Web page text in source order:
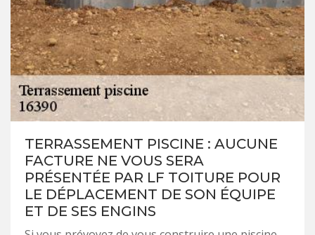
TERRASSEMENT PISCINE : AUCUNE
FACTURE NE VOUS SERA
PRÉSENTÉE PAR LF TOITURE POUR
LE DÉPLACEMENT DE SON ÉQUIPE
ET DE SES ENGINS